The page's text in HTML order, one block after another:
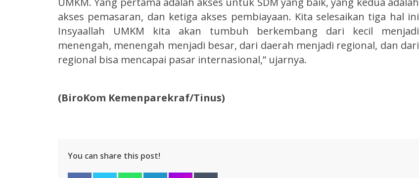
akses pemasaran, dan ketiga akses pembiayaan. Kita selesaikan tiga hal ini
Insyaallah UMKM kita akan tumbuh berkembang dari kecil menjadi
menengah, menengah menjadi besar, dari daerah menjadi regional, dan dari
regional bisa mencapai pasar internasional,” ujarnya.
(BiroKom Kemenparekraf/Tinus)
You can share this post!